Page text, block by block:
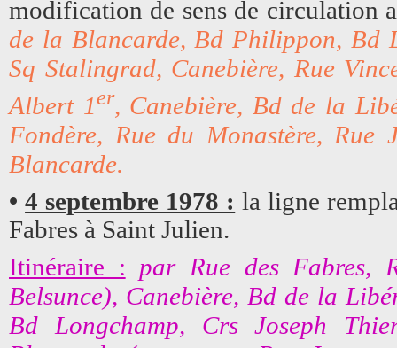
modification de sens de circulation
de la Blancarde, Bd Philippon, Bd
Sq Stalingrad, Canebière, Rue
Albert 1er, Canebière, Bd de la
Fondère, Rue du Monastère,
Blancarde.
•4 septembre 1978 : la ligne
Fabres à Saint Julien.
Itinéraire : par Rue des Fabres,
Belsunce), Canebière, Bd de la
Bd Longchamp, Crs Joseph